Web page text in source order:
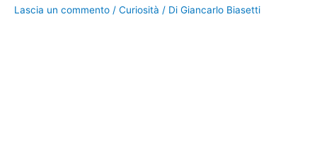
Lascia un commento / Curiosità / Di Giancarlo Biasetti